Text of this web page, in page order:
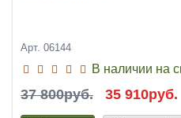
Арт. 06144
В наличии на
37 800руб. 35 910руб.